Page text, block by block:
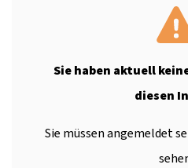
Sie haben aktuell
diesen
Sie müssen angemeldet